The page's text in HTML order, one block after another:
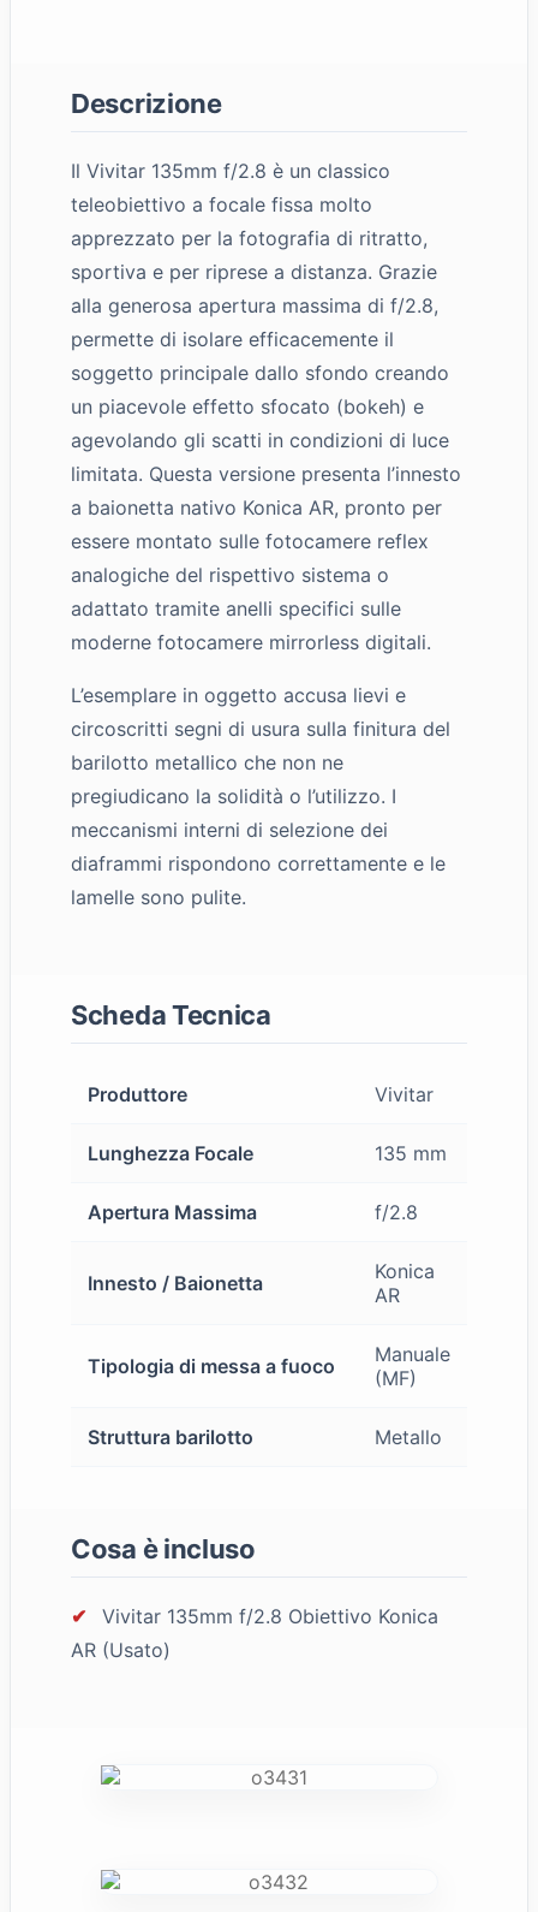
Descrizione
Il Vivitar 135mm f/2.8 è un classico
teleobiettivo a focale fissa molto
apprezzato per la fotografia di ritratto,
sportiva e per riprese a distanza. Grazie
alla generosa apertura massima di f/2.8,
permette di isolare efficacemente il
soggetto principale dallo sfondo creando
un piacevole effetto sfocato (bokeh) e
agevolando gli scatti in condizioni di luce
limitata. Questa versione presenta l’innesto
a baionetta nativo Konica AR, pronto per
essere montato sulle fotocamere reflex
analogiche del rispettivo sistema o
adattato tramite anelli specifici sulle
moderne fotocamere mirrorless digitali.
L’esemplare in oggetto accusa lievi e
circoscritti segni di usura sulla finitura del
barilotto metallico che non ne
pregiudicano la solidità o l’utilizzo. I
meccanismi interni di selezione dei
diaframmi rispondono correttamente e le
lamelle sono pulite.
Scheda Tecnica
Produttore Vivitar
Lunghezza Focale 135 mm
Apertura Massima f/2.8
Innesto / Baionetta
Konica
AR
Tipologia di messa a fuoco
Manuale
(MF)
Struttura barilotto Metallo
Cosa è incluso
✔
Vivitar 135mm f/2.8 Obiettivo Konica
AR (Usato)